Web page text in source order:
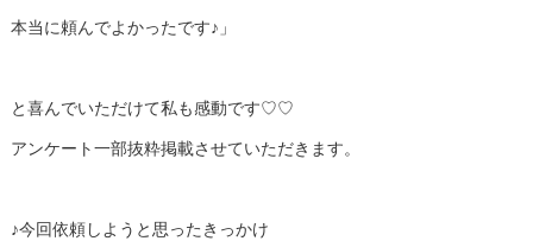
本当に頼んでよかったです♪」
と喜んでいただけて私も感動です♡♡
アンケート一部抜粋掲載させていただきます。
♪今回依頼しようと思ったきっかけ